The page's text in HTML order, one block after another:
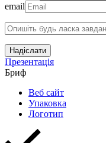
email
Надіслати
Презентація
Бриф
Веб сайт
Упаковка
Логотип